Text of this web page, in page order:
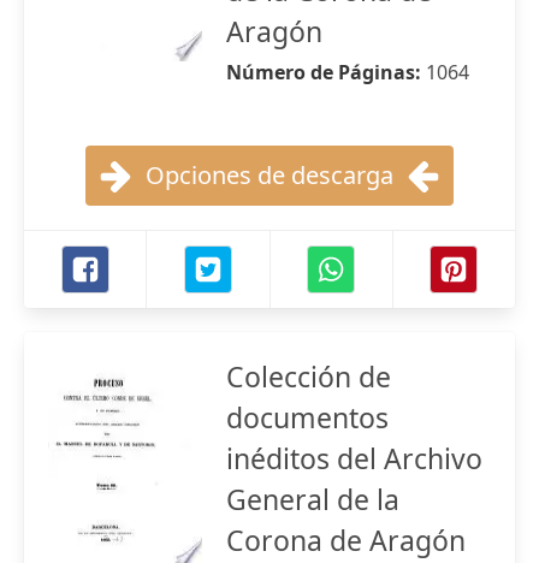
Aragón
Número de Páginas: 1064
Opciones de descarga
Colección de
documentos
inéditos del Archivo
General de la
Corona de Aragón